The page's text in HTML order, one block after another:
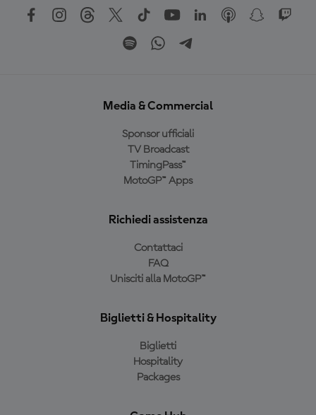
Media & Commercial
Sponsor ufficiali
TV Broadcast
TimingPass™
MotoGP™ Apps
Richiedi assistenza
Contattaci
FAQ
Unisciti alla MotoGP™
Biglietti & Hospitality
Biglietti
Hospitality
Packages